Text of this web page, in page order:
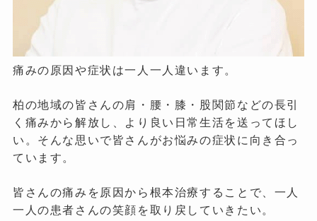
痛みの原因や症状は一人一人違います。
柏の地域の皆さんの肩・腰・膝・股関節などの長引
く痛みから解放し、より良い日常生活を送ってほし
い。そんな思いで皆さんがお悩みの症状に向き合っ
ています。
皆さんの痛みを原因から根本治療することで、一人
一人の患者さんの笑顔を取り戻していきたい。